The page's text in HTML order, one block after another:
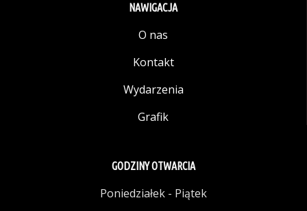
NAWIGACJA
O nas
Kontakt
Wydarzenia
Grafik
GODZINY OTWARCIA
Poniedziałek - Piątek